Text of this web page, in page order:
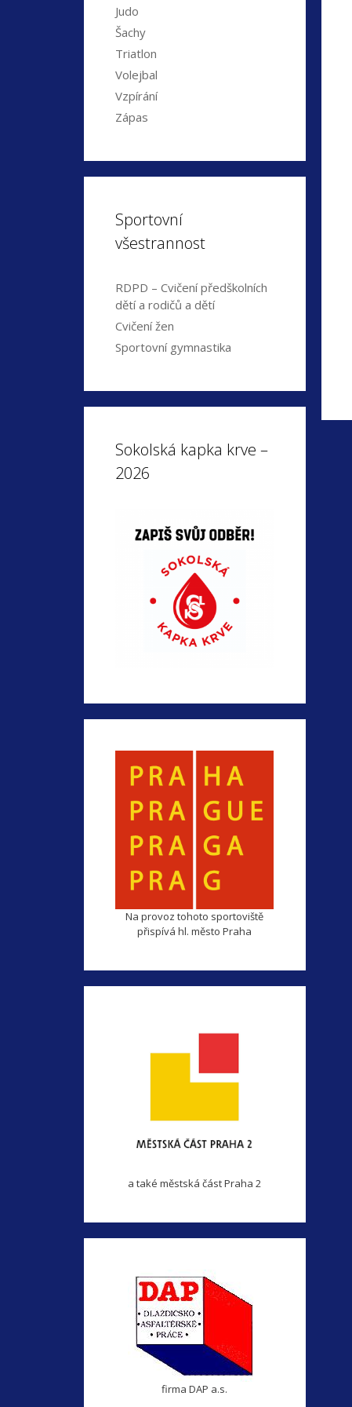
Judo
Šachy
Triatlon
Volejbal
Vzpírání
Zápas
Sportovní
všestrannost
RDPD – Cvičení předškolních
dětí a rodičů a dětí
Cvičení žen
Sportovní gymnastika
Sokolská kapka krve –
2026
Na provoz tohoto sportoviště
přispívá hl. město Praha
a také městská část Praha 2
firma DAP a.s.